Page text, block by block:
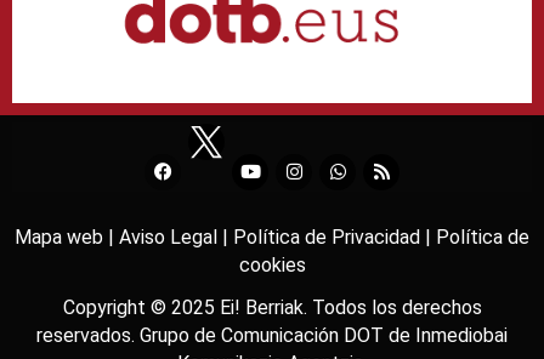
Mapa web | Aviso Legal | Política de Privacidad | Política de
cookies
Copyright © 2025 Ei! Berriak. Todos los derechos
reservados. Grupo de Comunicación DOT de Inmediobai